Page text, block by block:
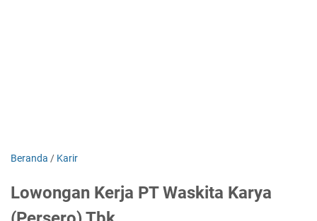
Beranda / Karir
Lowongan Kerja PT Waskita Karya